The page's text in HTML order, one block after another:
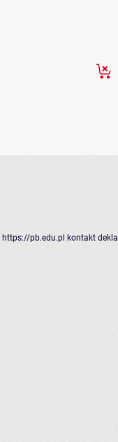
https://pb.edu.pl kontakt